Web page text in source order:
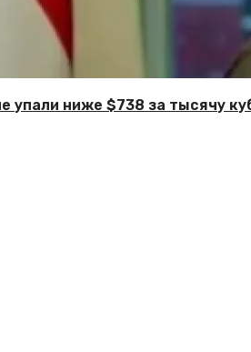
упали ниже $738 за тысячу